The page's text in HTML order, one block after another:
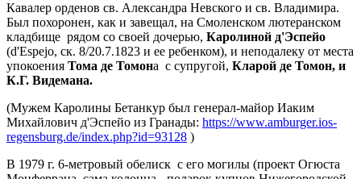
Кавалер орденов св. Александра Невского и св. Владимира.
Был похоронен, как и завещал, на Смоленском лютеранском
кладбище рядом со своей дочерью, Каролиной д'Эспейо
(d'Espejo, ск. 8/20.7.1823 и ее ребенком), и неподалеку от места
упокоения Тома де Томона с супругой, Кларой де Томон, и
К.Г. Видемана.
(Мужем Каролины Бетанкур был генерал-майор Иаким
Михайлович д'Эспейо из Гранады: https://www.amburger.ios-
regensburg.de/index.php?id=93128 )
В 1979 г. 6-метровый обелиск с его могилы (проект Огюста